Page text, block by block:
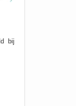
bij